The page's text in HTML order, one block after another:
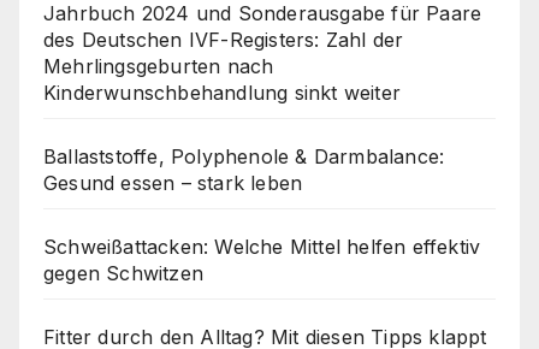
Jahrbuch 2024 und Sonderausgabe für Paare
des Deutschen IVF-Registers: Zahl der
Mehrlingsgeburten nach
Kinderwunschbehandlung sinkt weiter
Ballaststoffe, Polyphenole & Darmbalance:
Gesund essen – stark leben
Schweißattacken: Welche Mittel helfen effektiv
gegen Schwitzen
Fitter durch den Alltag? Mit diesen Tipps klappt